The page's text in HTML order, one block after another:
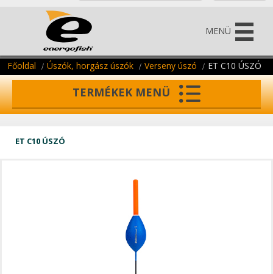
MENÜ
Főoldal Úszók, horgász úszók Verseny úszó ET C10 ÚSZÓ
TERMÉKEK MENÜ
ET C10 ÚSZÓ